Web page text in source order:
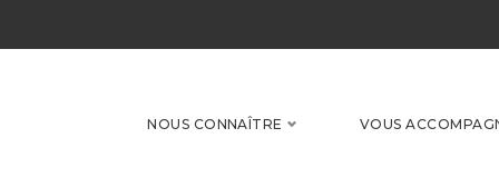
NOUS CONNAÎTRE VOUS